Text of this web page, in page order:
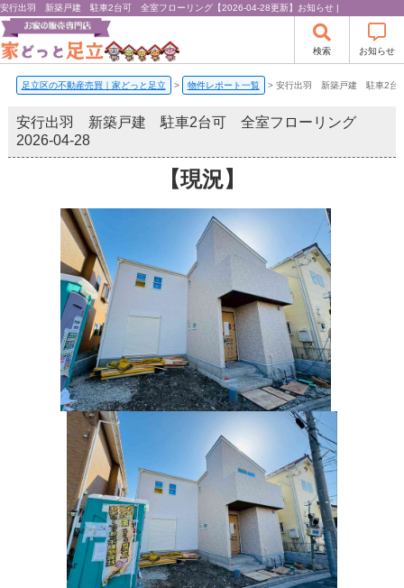
安行出羽 新築戸建 駐車2台可 全室フローリング【2026-04-28更新】お知らせ |
検索 お知らせ
足立区の不動産売買｜家どっと足立 > 物件レポート一覧 > 安行出羽 新築戸建 駐車2台
安行出羽 新築戸建 駐車2台可 全室フローリング
2026-04-28
【現況】